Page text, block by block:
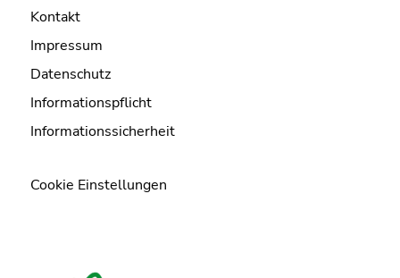
Kontakt
Impressum
Datenschutz
Informationspflicht
Informationssicherheit
Cookie Einstellungen